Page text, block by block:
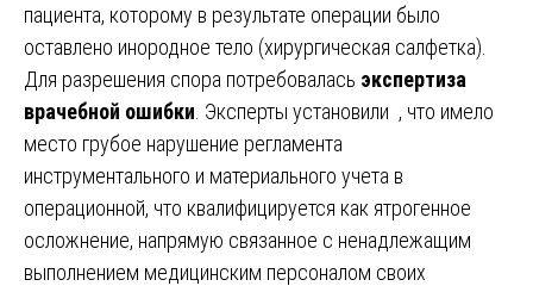
пациента, которому в результате операции было
оставлено инородное тело (хирургическая салфетка).
Для разрешения спора потребовалась экспертиза
врачебной ошибки . Эксперты установили , что имело
место грубое нарушение регламента
инструментального и материального учета в
операционной, что квалифицируется как ятрогенное
осложнение, напрямую связанное с ненадлежащим
выполнением медицинским персоналом своих